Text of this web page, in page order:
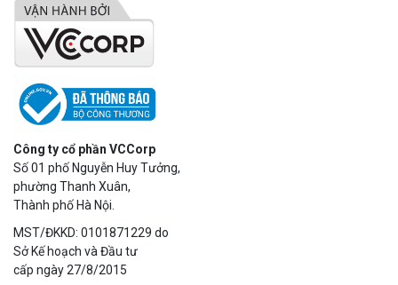
Công ty cổ phần VCCorp
Số 01 phố Nguyễn Huy Tưởng,
phường Thanh Xuân,
Thành phố Hà Nội.
MST/ĐKKD: 0101871229 do
Sở Kế hoạch và Đầu tư
cấp ngày 27/8/2015